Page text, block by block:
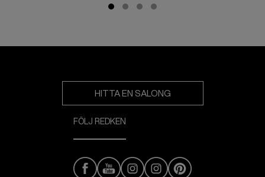
HITTA EN SALONG
FÖLJ REDKEN